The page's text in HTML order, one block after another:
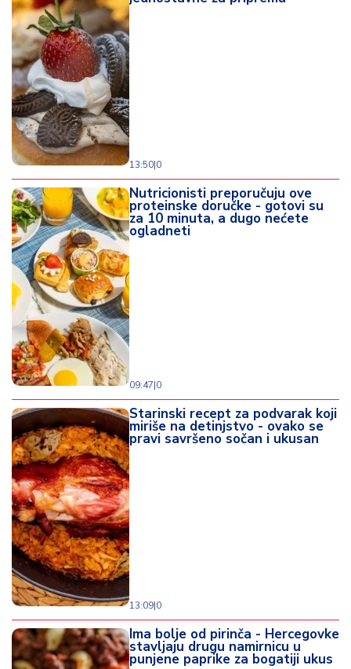
13:50|0
Nutricionisti preporučuju ove
proteinske doručke - gotovi su
za 10 minuta, a dugo nećete
ogladneti
09:47|0
Starinski recept za podvarak koji
miriše na detinjstvo - ovako se
pravi savršeno sočan i ukusan
13:09|0
Ima bolje od pirinča - Hercegovke
stavljaju drugu namirnicu u
punjene paprike za bogatiji ukus